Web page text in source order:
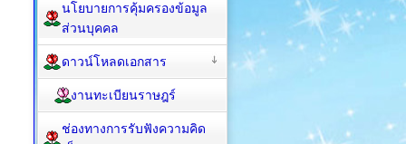
นโยบายการคุ้มครองข้อมูล
ส่วนบุคคล
ดาวน์โหลดเอกสาร
งานทะเบียนราษฎร์
ช่องทางการรับฟังความคิด